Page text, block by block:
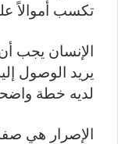
تكسب أموالاً
الإنسان يجب
يريد الوصول
لديه خطة
الإصرار هي